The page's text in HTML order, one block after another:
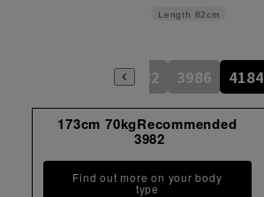
Length 82cm
3982 3986 4184
173cm 70kgRecommended
3982
Find out more on your body
type